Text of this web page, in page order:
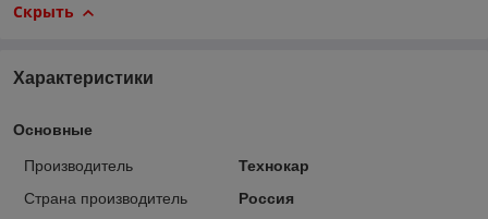
Скрыть
Характеристики
Основные
Производитель
Технокар
Страна производитель
Россия